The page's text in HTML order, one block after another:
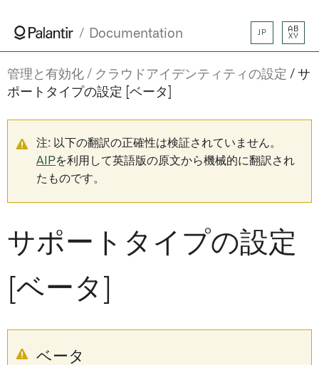
Documentation JP
AB
XY
管理と有効化 クラウドアイデンティティの設定
サ
ポートタイプの設定 [ベータ]
注: 以下の翻訳の正確性は検証されていません。
AIPを利用して英語版の原文から機械的に翻訳され
たものです。
サポートタイプの設定
[ベータ]
ベータ